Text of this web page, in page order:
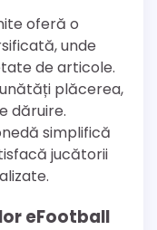
oferă o
unde
de articole.
plăcerea,
dăruire.
simplifică
jucătorii
eFootball